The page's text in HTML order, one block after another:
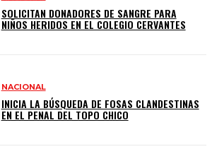
SOLICITAN DONADORES DE SANGRE PARA
NIÑOS HERIDOS EN EL COLEGIO CERVANTES
NACIONAL
INICIA LA BÚSQUEDA DE FOSAS CLANDESTINAS
EN EL PENAL DEL TOPO CHICO